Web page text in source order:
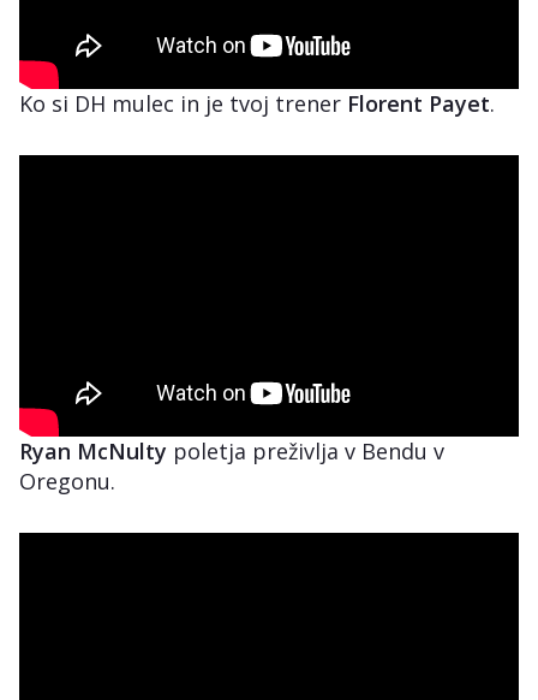
Ko si DH mulec in je tvoj trener Florent Payet.
Ryan McNulty poletja preživlja v Bendu v
Oregonu.